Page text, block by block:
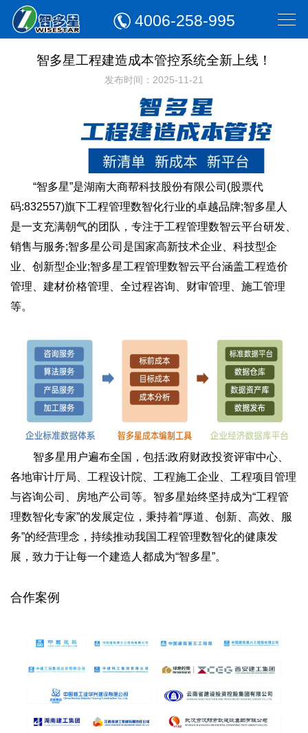
4006-258-995
智多星工程建造成本管控系统全新上线！
发布时间：2025-11-21
“智多星”是湖南大商帮科技股份有限公司(股票代
码:832557)旗下工程管理数智化行业的卓越品牌;智多星人
是一支充满朝气的团队，专注于工程管理数智云平台研发、
销售与服务;智多星公司是国家高新技术企业、科技型企
业、创新型企业;智多星工程管理数智云平台涵盖工程造价
管理、建材价格管理、全过程咨询、财审管理、施工管理
等。
智多星用户遍布全国，包括:政府财政投资评审中心、
各地审计厅局、工程设计院、工程施工企业、工程项目管理
与咨询公司、房地产公司等。智多星始终坚持成为“工程管
理数智化专家”的发展定位，秉持着“厚道、创新、高效、服
务”的经营理念，持续推动我国工程管理数智化的健康发
展，致力于让每一个建造人都成为“智多星”。
合作案例